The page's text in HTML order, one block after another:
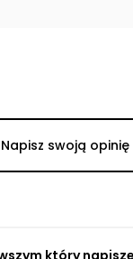
Napisz swoją opinię
który